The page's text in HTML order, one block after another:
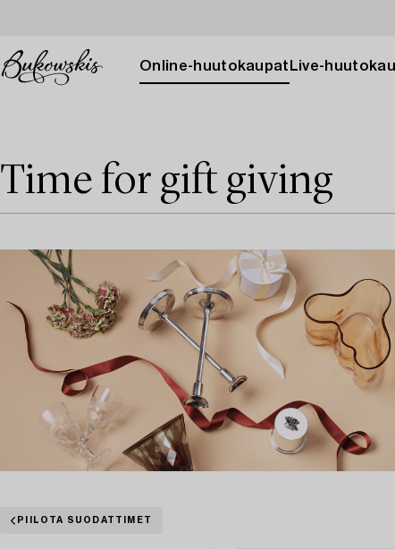
Online-huutokaupat Live-
Time for gift giving
PIILOTA SUODATTIMET